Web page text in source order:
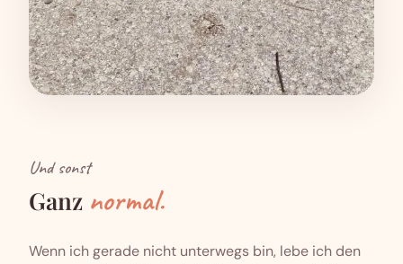
Und sonst
Ganz normal.
Wenn ich gerade nicht unterwegs bin, lebe ich den